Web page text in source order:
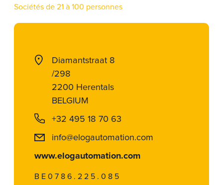
Sociétés de 21 à 100 personnes
Diamantstraat 8
/298
2200 Herentals
BELGIUM
+32 495 18 70 63
info@elogautomation.com
www.elogautomation.com
BE0786.225.085